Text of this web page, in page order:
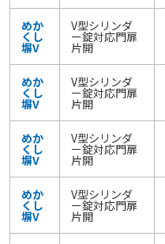
めか
くし
塀V
V型シリンダ
ー錠対応門扉
片開
めか
くし
塀V
V型シリンダ
ー錠対応門扉
片開
めか
くし
塀V
V型シリンダ
ー錠対応門扉
片開
めか
くし
塀V
V型シリンダ
ー錠対応門扉
片開